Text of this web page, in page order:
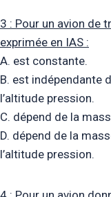
3 : Pour un avion de
exprimée en IAS :
A. est constante.
B. est indépendante
l’altitude pression.
C. dépend de la
D. dépend de la
l’altitude pression.